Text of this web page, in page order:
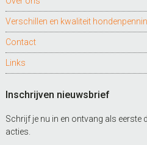
Verschillen en kwaliteit
Contact
Links
Inschrijven nieuwsbrief
Schrijf je nu in en ontvang als eerste
acties.